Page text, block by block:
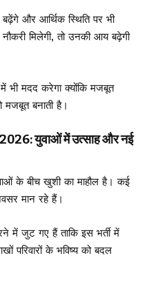
और आर्थिक स्थिति पर भी
मिलेगी, तो उनकी आय बढ़ेगी
भी मदद करेगा क्योंकि मजबूत
मजबूत बनाती है।
युवाओं में उत्साह और नई
के बीच खुशी का माहौल है। कई
मान रहे हैं।
में जुट गए हैं ताकि इस भर्ती में
परिवारों के भविष्य को बदल